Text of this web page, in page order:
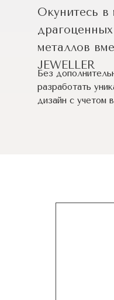
Окунитесь в
металлов
JEWELLER
Без
разработать
дизайн c учетом